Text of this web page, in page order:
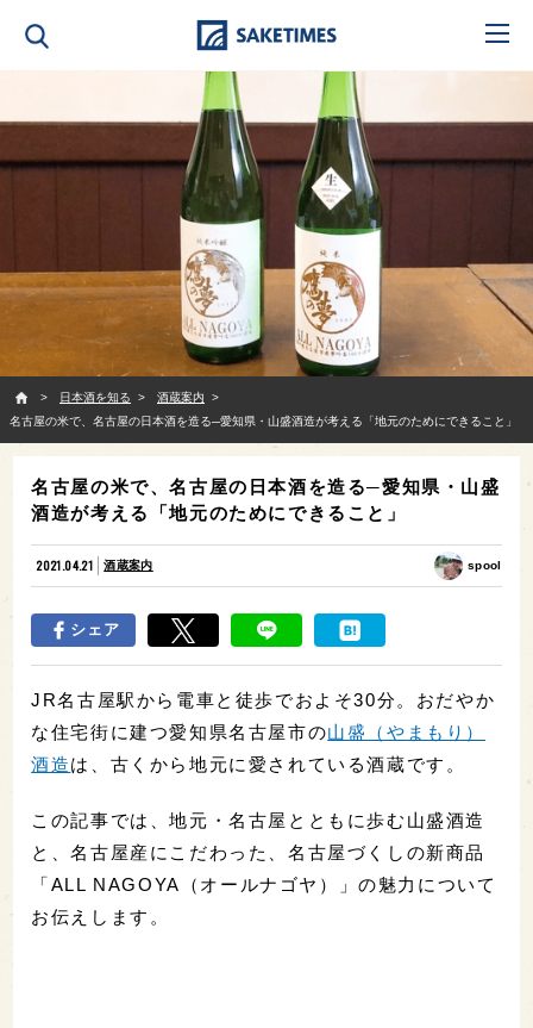
日本酒を知る
酒蔵案内
名古屋の米で、名古屋の日本酒を造る─愛知県・山盛酒造が考える「地元のためにできること」
名古屋の米で、名古屋の日本酒を造る─愛知県・山盛
酒造が考える「地元のためにできること」
2021.04.21 酒蔵案内 spool
シェア
JR名古屋駅から電車と徒歩でおよそ30分。おだやか
な住宅街に建つ愛知県名古屋市の山盛（やまもり）
酒造は、古くから地元に愛されている酒蔵です。
この記事では、地元・名古屋とともに歩む山盛酒造
と、名古屋産にこだわった、名古屋づくしの新商品
「ALL NAGOYA（オールナゴヤ）」の魅力について
お伝えします。